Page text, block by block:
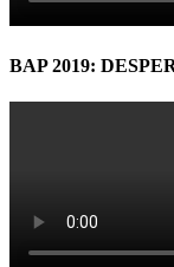
BAP 2019: